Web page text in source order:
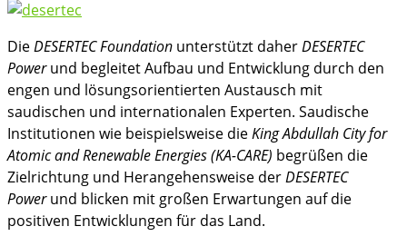
DieDESERTECFoundation unterstützt daherDESERTEC
Powerund begleitet Aufbau und Entwicklung durch den
engen und lösungsorientierten Austausch mit
saudischen und internationalen Experten. Saudische
Institutionen wie beispielsweise dieKing Abdullah City for
Atomic and Renewable Energies (KA-CARE) begrüßen die
Zielrichtung und Herangehensweise derDESERTEC
Powerund blicken mit großen Erwartungen auf die
positiven Entwicklungen für das Land.